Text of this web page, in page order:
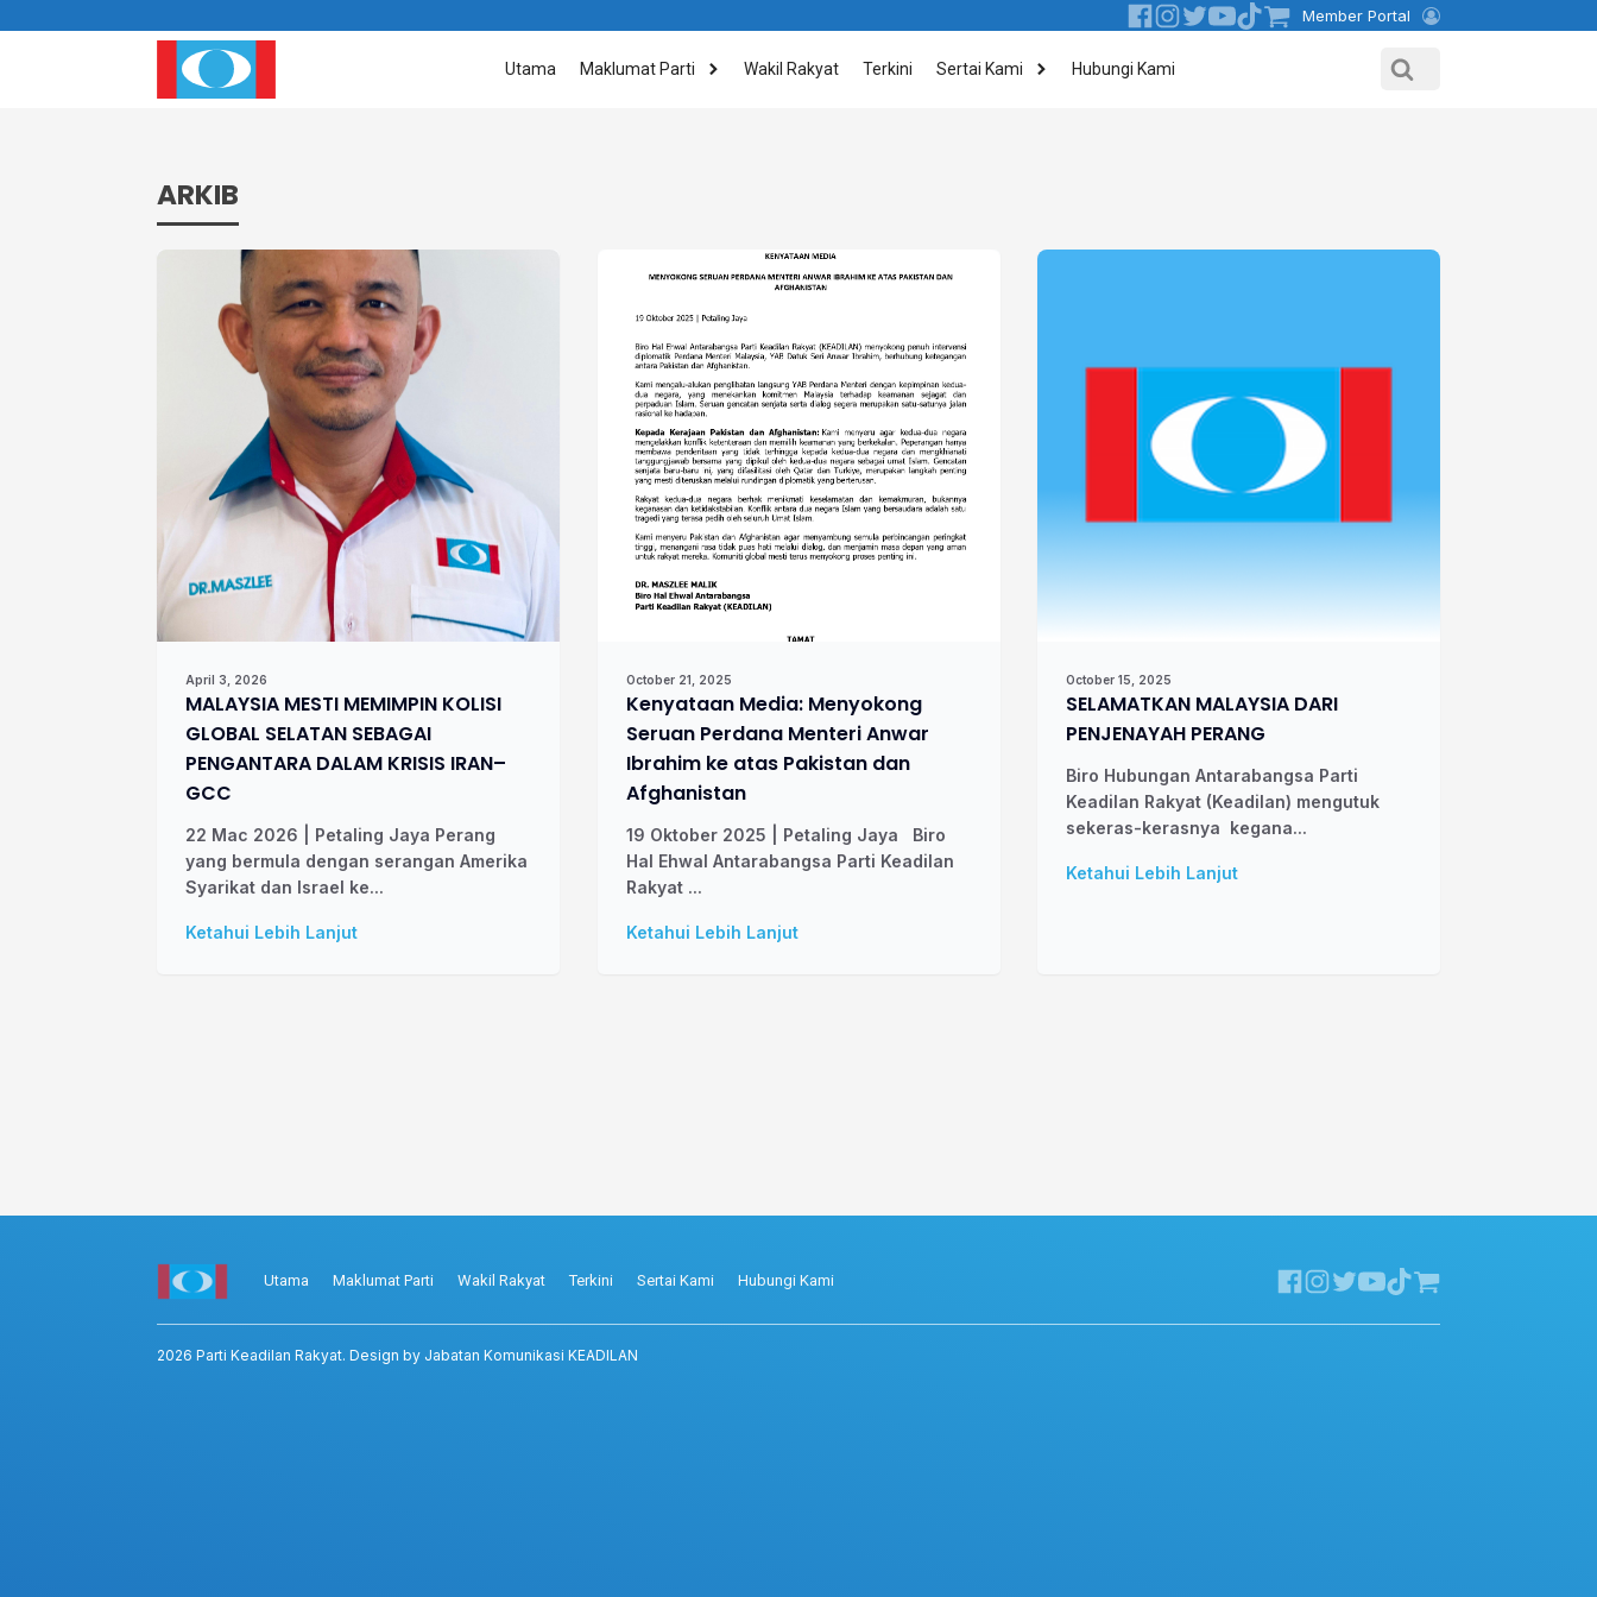
Member Portal
Utama Maklumat Parti Wakil Rakyat Terkini Sertai Kami Hubungi Kami
ARKIB
April 3, 2026
MALAYSIA MESTI MEMIMPIN KOLISI
GLOBAL SELATAN SEBAGAI
PENGANTARA DALAM KRISIS IRAN–
GCC
22 Mac 2026 | Petaling Jaya Perang
yang bermula dengan serangan Amerika
Syarikat dan Israel ke...
Ketahui Lebih Lanjut
October 21, 2025
Kenyataan Media: Menyokong
Seruan Perdana Menteri Anwar
Ibrahim ke atas Pakistan dan
Afghanistan
19 Oktober 2025 | Petaling Jaya Biro
Hal Ehwal Antarabangsa Parti Keadilan
Rakyat ...
Ketahui Lebih Lanjut
October 15, 2025
SELAMATKAN MALAYSIA DARI
PENJENAYAH PERANG
Biro Hubungan Antarabangsa Parti
Keadilan Rakyat (Keadilan) mengutuk
sekeras-kerasnya kegana...
Ketahui Lebih Lanjut
Utama Maklumat Parti Wakil Rakyat Terkini Sertai Kami Hubungi Kami
2026 Parti Keadilan Rakyat. Design by Jabatan Komunikasi KEADILAN